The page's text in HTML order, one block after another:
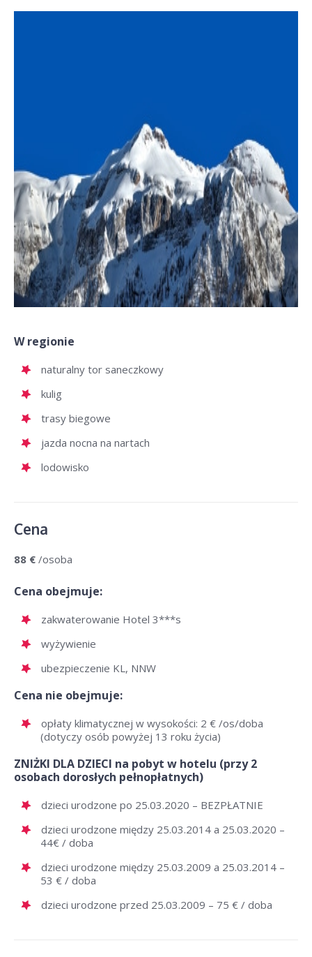
W regionie
naturalny tor saneczkowy
kulig
trasy biegowe
jazda nocna na nartach
lodowisko
Cena
88 € /osoba
Cena obejmuje:
zakwaterowanie Hotel 3***s
wyżywienie
ubezpieczenie KL, NNW
Cena nie obejmuje:
opłaty klimatycznej w wysokości: 2 € /os/doba
(dotyczy osób powyżej 13 roku życia)
ZNIŻKI DLA DZIECI na pobyt w hotelu (przy 2
osobach dorosłych pełnopłatnych)
dzieci urodzone po 25.03.2020 – BEZPŁATNIE
dzieci urodzone między 25.03.2014 a 25.03.2020 –
44€ / doba
dzieci urodzone między 25.03.2009 a 25.03.2014 –
53 € / doba
dzieci urodzone przed 25.03.2009 – 75 € / doba